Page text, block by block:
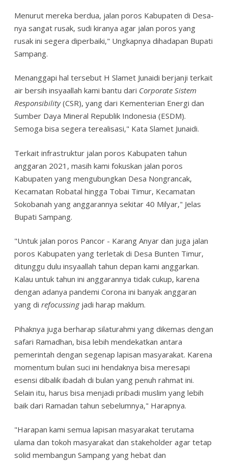
Menurut mereka berdua, jalan poros Kabupaten di Desa-
nya sangat rusak, sudi kiranya agar jalan poros yang
rusak ini segera diperbaiki," Ungkapnya dihadapan Bupati
Sampang.
Menanggapi hal tersebut H Slamet Junaidi berjanji terkait
air bersih insyaallah kami bantu dari Corporate Sistem
Responsibility(CSR), yang dari Kementerian Energi dan
Sumber Daya Mineral Republik Indonesia (ESDM).
Semoga bisa segera terealisasi," Kata Slamet Junaidi.
Terkait infrastruktur jalan poros Kabupaten tahun
anggaran 2021, masih kami fokuskan jalan poros
Kabupaten yang mengubungkan Desa Nongrancak,
Kecamatan Robatal hingga Tobai Timur, Kecamatan
Sokobanah yang anggarannya sekitar 40 Milyar," Jelas
Bupati Sampang.
"Untuk jalan poros Pancor - Karang Anyar dan juga jalan
poros Kabupaten yang terletak di Desa Bunten Timur,
ditunggu dulu insyaallah tahun depan kami anggarkan.
Kalau untuk tahun ini anggarannya tidak cukup, karena
dengan adanya pandemi Corona ini banyak anggaran
yang di refocussingjadi harap maklum.
Pihaknya juga berharap silaturahmi yang dikemas dengan
safari Ramadhan, bisa lebih mendekatkan antara
pemerintah dengan segenap lapisan masyarakat. Karena
momentum bulan suci ini hendaknya bisa meresapi
esensi dibalik ibadah di bulan yang penuh rahmat ini.
Selain itu, harus bisa menjadi pribadi muslim yang lebih
baik dari Ramadan tahun sebelumnya," Harapnya.
"Harapan kami semua lapisan masyarakat terutama
ulama dan tokoh masyarakat dan stakeholder agar tetap
solid membangun Sampang yang hebat dan